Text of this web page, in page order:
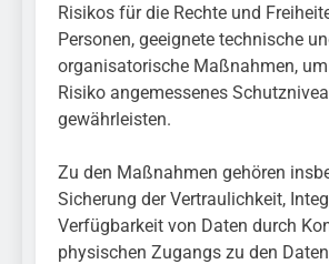
Risikos für die Rechte und
Personen, geeignete technische
organisatorische Maßnahmen,
Risiko angemessenes
gewährleisten.
Zu den Maßnahmen gehören
Sicherung der Vertraulichkeit,
Verfügbarkeit von Daten durch
physischen Zugangs zu den